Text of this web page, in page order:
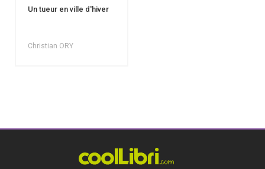
Un tueur en ville d'hiver
Christian ORY